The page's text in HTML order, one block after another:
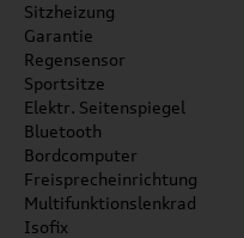
Sitzheizung
Garantie
Regensensor
Sportsitze
Elektr. Seitenspiegel
Bluetooth
Bordcomputer
Freisprecheinrichtung
Multifunktionslenkrad
Isofix